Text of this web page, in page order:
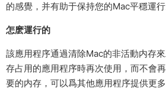
的感覺，并有助于保持您的Mac平穩運行
怎麽運行的
該應用程序通過清除Mac的非活動内存
存占用的應用程序時再次使用，而不會
要的内存，可以爲其他應用程序提供更多